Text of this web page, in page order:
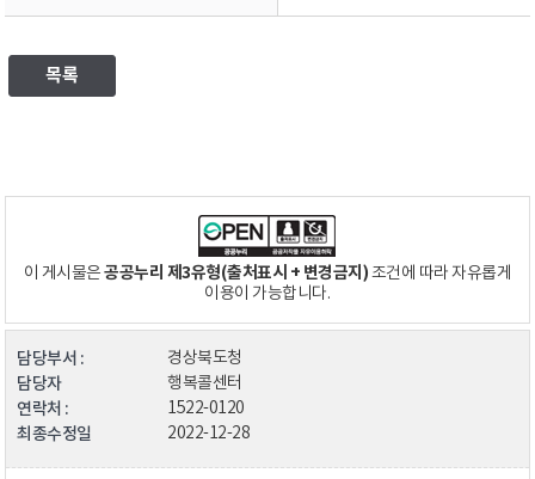
목록
이 게시물은공공누리 제3유형(출처표시 + 변경금지)조건에 따라 자유롭게
이용이 가능합니다.
담당부서 : 경상북도청
담당자 행복콜센터
연락처 : 1522-0120
최종수정일 2022-12-28